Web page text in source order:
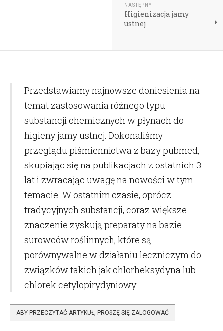
NASTĘPNY
Higienizacja jamy
ustnej
Przedstawiamy najnowsze doniesienia na
temat zastosowania różnego typu
substancji chemicznych w płynach do
higieny jamy ustnej. Dokonaliśmy
przeglądu piśmiennictwa z bazy pubmed,
skupiając się na publikacjach z ostatnich 3
lat i zwracając uwagę na nowości w tym
temacie. W ostatnim czasie, oprócz
tradycyjnych substancji, coraz większe
znaczenie zyskują preparaty na bazie
surowców roślinnych, które są
porównywalne w działaniu leczniczym do
związków takich jak chlorheksydyna lub
chlorek cetylopirydyniowy.
ABY PRZECZYTAĆ ARTYKUŁ, PROSZĘ SIĘ ZALOGOWAĆ